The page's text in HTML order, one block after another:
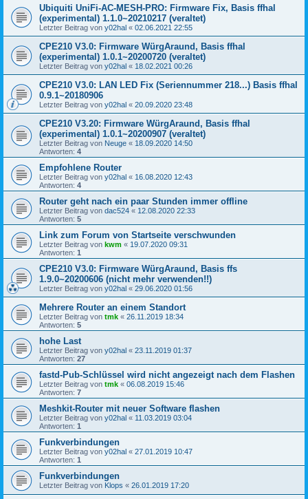
Ubiquiti UniFi-AC-MESH-PRO: Firmware Fix, Basis ffhal
(experimental) 1.1.0~20210217 (veraltet)
Letzter Beitrag von y02hal « 02.06.2021 22:55
CPE210 V3.0: Firmware WürgAraund, Basis ffhal
(experimental) 1.0.1~20200720 (veraltet)
Letzter Beitrag von y02hal « 18.02.2021 00:26
CPE210 V3.0: LAN LED Fix (Seriennummer 218...) Basis ffhal
0.9.1~20180906
Letzter Beitrag von y02hal « 20.09.2020 23:48
CPE210 V3.20: Firmware WürgAraund, Basis ffhal
(experimental) 1.0.1~20200907 (veraltet)
Letzter Beitrag von Neuge « 18.09.2020 14:50
Antworten: 4
Empfohlene Router
Letzter Beitrag von y02hal « 16.08.2020 12:43
Antworten: 4
Router geht nach ein paar Stunden immer offline
Letzter Beitrag von dac524 « 12.08.2020 22:33
Antworten: 5
Link zum Forum von Startseite verschwunden
Letzter Beitrag von kwm « 19.07.2020 09:31
Antworten: 1
CPE210 V3.0: Firmware WürgAraund, Basis ffs
1.9.0~20200606 (nicht mehr verwenden!!)
Letzter Beitrag von y02hal « 29.06.2020 01:56
Mehrere Router an einem Standort
Letzter Beitrag von tmk « 26.11.2019 18:34
Antworten: 5
hohe Last
Letzter Beitrag von y02hal « 23.11.2019 01:37
Antworten: 27
fastd-Pub-Schlüssel wird nicht angezeigt nach dem Flashen
Letzter Beitrag von tmk « 06.08.2019 15:46
Antworten: 7
Meshkit-Router mit neuer Software flashen
Letzter Beitrag von y02hal « 11.03.2019 03:04
Antworten: 1
Funkverbindungen
Letzter Beitrag von y02hal « 27.01.2019 10:47
Antworten: 1
Funkverbindungen
Letzter Beitrag von Klops « 26.01.2019 17:20